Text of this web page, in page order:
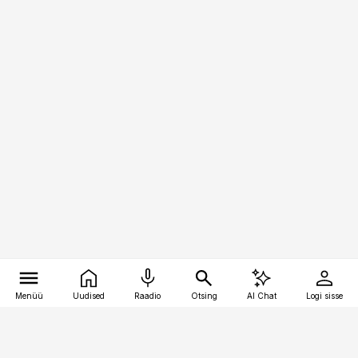
Menüü Uudised Raadio Otsing AI Chat Logi sisse